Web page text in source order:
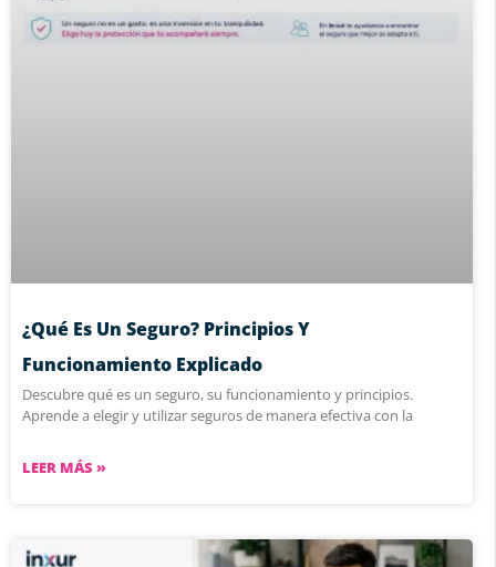
¿Qué Es Un Seguro? Principios Y
Funcionamiento Explicado
Descubre qué es un seguro, su funcionamiento y principios.
Aprende a elegir y utilizar seguros de manera efectiva con la
LEER MÁS »